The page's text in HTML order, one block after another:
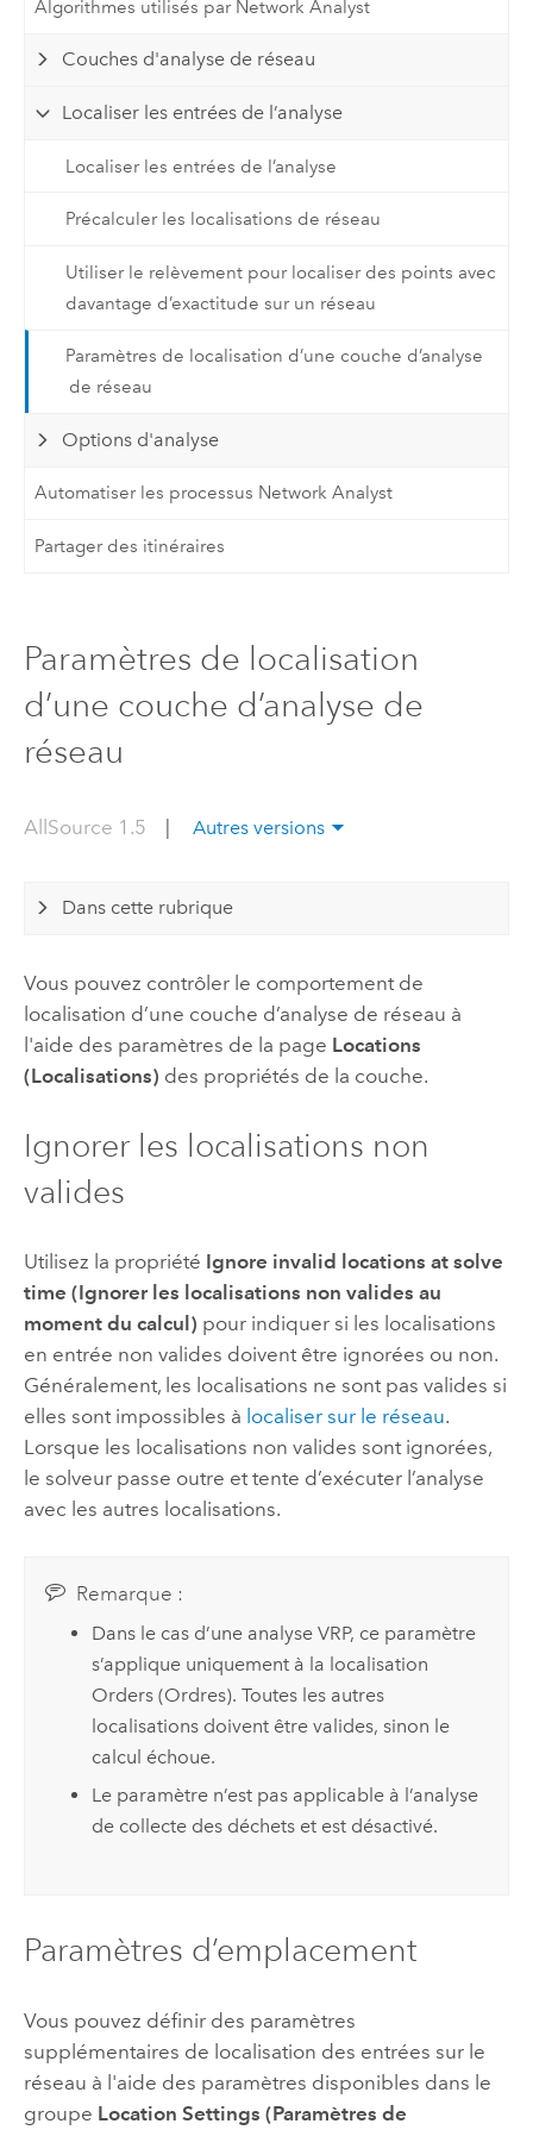
Algorithmes utilisés par Network Analyst
Couches d'analyse de réseau
Localiser les entrées de l’analyse
Localiser les entrées de l’analyse
Précalculer les localisations de réseau
Utiliser le relèvement pour localiser des points avec
davantage d’exactitude sur un réseau
Paramètres de localisation d’une couche d’analyse
de réseau
Options d'analyse
Automatiser les processus Network Analyst
Partager des itinéraires
Paramètres de localisation
d’une couche d’analyse de
réseau
AllSource 1.5 Autres versions
Dans cette rubrique
Vous pouvez contrôler le comportement de
localisation d’une couche d’analyse de réseau à
l'aide des paramètres de la page Locations
(Localisations) des propriétés de la couche.
Ignorer les localisations non
valides
Utilisez la propriété Ignore invalid locations at solve
time (Ignorer les localisations non valides au
moment du calcul) pour indiquer si les localisations
en entrée non valides doivent être ignorées ou non.
Généralement, les localisations ne sont pas valides si
elles sont impossibles à localiser sur le réseau.
Lorsque les localisations non valides sont ignorées,
le solveur passe outre et tente d’exécuter l’analyse
avec les autres localisations.
Remarque :
Dans le cas d’une analyse VRP, ce paramètre
s’applique uniquement à la localisation
Orders (Ordres). Toutes les autres
localisations doivent être valides, sinon le
calcul échoue.
Le paramètre n’est pas applicable à l’analyse
de collecte des déchets et est désactivé.
Paramètres d’emplacement
Vous pouvez définir des paramètres
supplémentaires de localisation des entrées sur le
réseau à l'aide des paramètres disponibles dans le
groupe Location Settings (Paramètres de